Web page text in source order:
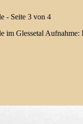
- Seite 3 von 4
im Glessetal Aufnahme: